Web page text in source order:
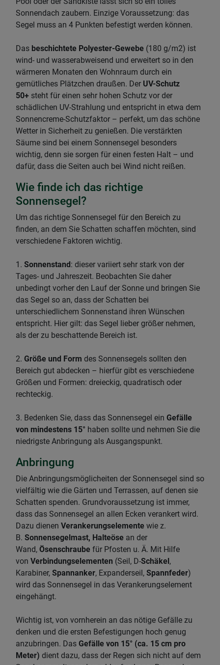
Sonnendach zaubern. Einzige Voraussetzung: das
Segel muss an 4 Punkten befestigt werden können.
Das beschichtete Polyester-Gewebe (180 g/m2) ist
wind- und wasserabweisend und erweitert so in den
wärmeren Monaten den Wohnraum durch ein
gemütliches Plätzchen draußen. Der UV-Schutz
50+ steht für einen sehr hohen Schutz vor der
schädlichen UV-Strahlung und entspricht in etwa dem
Sonnencreme-Schutzfaktor – perfekt, um das schöne
Wetter in Sicherheit zu genießen. Die verstärkten
Säume sind bei einem Sonnensegel besonders
wichtig, denn sie sorgen für einen festen Halt – und
dafür, dass die Seiten auch bei Wind nicht reißen.
Wie finde ich das richtige
Sonnensegel?
Um das richtige Sonnensegel für den Bereich zu
finden, an dem Sie Schatten schaffen möchten, sind
verschiedene Faktoren wichtig.
1. Sonnenstand: dieser variiert sehr stark von der
Tages- und Jahreszeit. Beobachten Sie daher
unbedingt vorher den Lauf der Sonne und bringen Sie
das Segel so an, dass der Schatten bei
unterschiedlichem Sonnenstand ihren Wünschen
entspricht. Hier gilt: das Segel lieber größer nehmen,
als der zu beschattende Bereich ist.
2. Größe und Form des Sonnensegels sollten den
Bereich gut abdecken – hierfür gibt es verschiedene
Größen und Formen: dreieckig, quadratisch oder
rechteckig.
3. Bedenken Sie, dass das Sonnensegel ein Gefälle
von mindestens 15° haben sollte und nehmen Sie die
niedrigste Anbringung als Ausgangspunkt.
Anbringung
Die Anbringungsmöglicheiten der Sonnensegel sind so
vielfältig wie die Gärten und Terrassen, auf denen sie
Schatten spenden. Grundvoraussetzung ist immer,
dass das Sonnensegel an allen Ecken verankert wird.
Dazu dienen Verankerungselemente wie z.
B. Sonnensegelmast, Halteöse an der
Wand, Ösenschraube für Pfosten u. Ä. Mit Hilfe
von Verbindungselementen (Seil, D-Schäkel,
Karabiner, Spannanker, Expanderseil, Spannfeder)
wird das Sonnensegel in das Verankerungselement
eingehängt.
Wichtig ist, von vornherein an das nötige Gefälle zu
denken und die ersten Befestigungen hoch genug
anzubringen. Das Gefälle von 15° (ca. 15 cm pro
Meter) dient dazu, dass der Regen sich nicht auf dem